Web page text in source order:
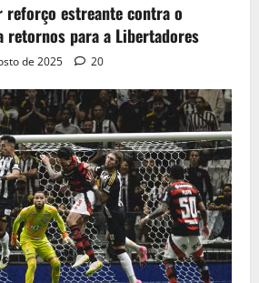
reforço estreante contra o
retornos para a Libertadores
de 2025 20